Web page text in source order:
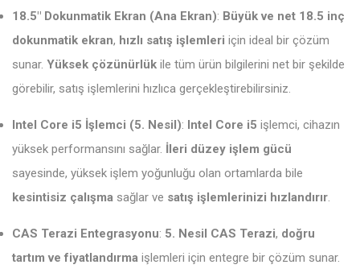
18.5" Dokunmatik Ekran (Ana Ekran): Büyük ve net 18.5 inç
dokunmatik ekran, hızlı satış işlemleri için ideal bir çözüm
sunar. Yüksek çözünürlük ile tüm ürün bilgilerini net bir şekilde
görebilir, satış işlemlerini hızlıca gerçekleştirebilirsiniz.
Intel Core i5 İşlemci (5. Nesil): Intel Core i5 işlemci, cihazın
yüksek performansını sağlar. İleri düzey işlem gücü
sayesinde, yüksek işlem yoğunluğu olan ortamlarda bile
kesintisiz çalışma sağlar ve satış işlemlerinizi hızlandırır
CAS Terazi Entegrasyonu: 5. Nesil CAS Terazi, doğru
tartım ve fiyatlandırma işlemleri için entegre bir çözüm sunar.